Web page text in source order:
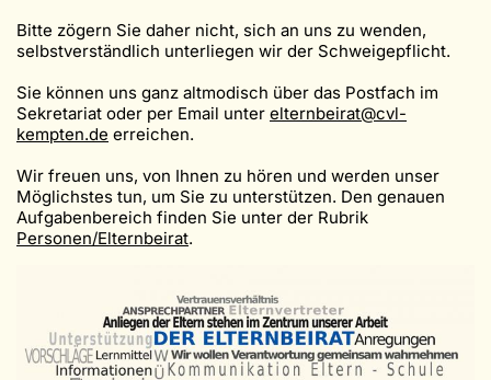
Bitte zögern Sie daher nicht, sich an uns zu wenden,
selbstverständlich unterliegen wir der Schweigepflicht.
Sie können uns ganz altmodisch über das Postfach im
Sekretariat oder per Email unter elternbeirat@cvl-
kempten.de erreichen.
Wir freuen uns, von Ihnen zu hören und werden unser
Möglichstes tun, um Sie zu unterstützen. Den genauen
Aufgabenbereich finden Sie unter der Rubrik
Personen/Elternbeirat.